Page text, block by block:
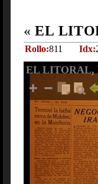
« EL
Rollo:811 Idx:
EL LITORAL,